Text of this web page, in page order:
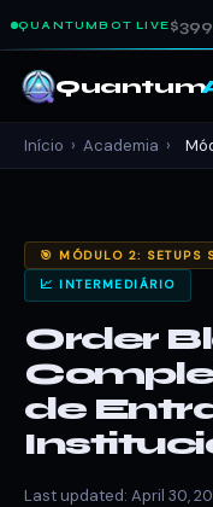
QUANTUMBOT LIVE $399
Quantum
Início › Academia ›
🎯 MÓDULO 2: SETUPS
📈 INTERMEDIÁRIO
Order
de
Last updated: April 30,